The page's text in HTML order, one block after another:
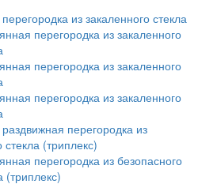
из закаленного стекла
перегородка из закаленного
перегородка из закаленного
перегородка из закаленного
перегородка из
стекла (триплекс)
перегородка из безопасного
(триплекс)